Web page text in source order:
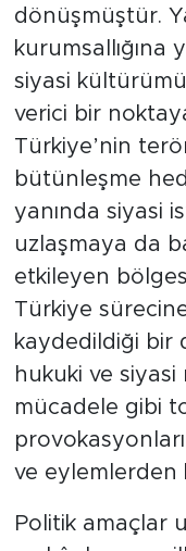
dönüşmüştür.
kurumsallığına
siyasi
verici bir
Türkiye’nin
bütünleşme
yanında siyasi
uzlaşmaya da
etkileyen
Türkiye
kaydedildiği bir
hukuki ve
mücadele gibi
ve eylemlerden
Politik amaçlar